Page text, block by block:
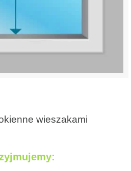
wieszakami